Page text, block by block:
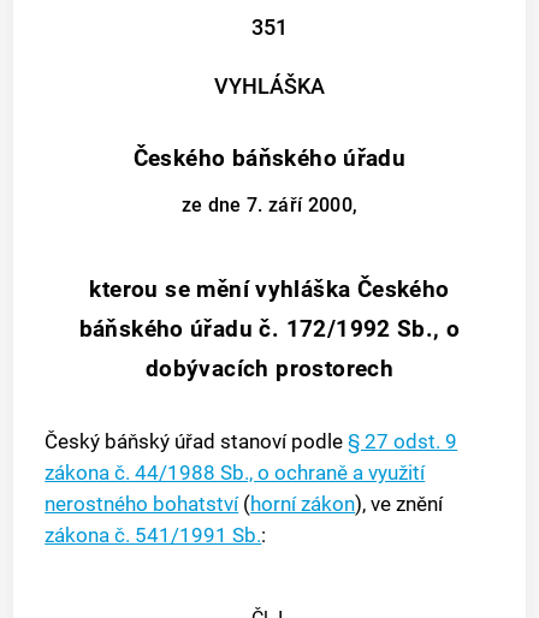
351
VYHLÁŠKA
Českého báňského úřadu
ze dne 7. září 2000,
kterou se mění vyhláška Českého
báňského úřadu č. 172/1992 Sb., o
dobývacích prostorech
Český báňský úřad stanoví podle§ 27 odst. 9
zákona č. 44/1988 Sb., o ochraně a využití
nerostného bohatství(horní zákon), ve znění
zákona č. 541/1991 Sb.: